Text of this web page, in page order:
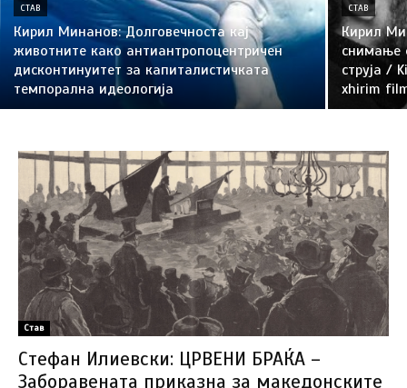
СТАВ
Кирил Минанов: Долговечноста кај
животните како антиантропоцентричен
дисконтинуитет за капиталистичката
темпорална идеологија
СТАВ
Кирил
снимање
струја /
xhirim
Став
Стефан Илиевски: ЦРВЕНИ БРАЌА –
Заборавената приказна за македонските